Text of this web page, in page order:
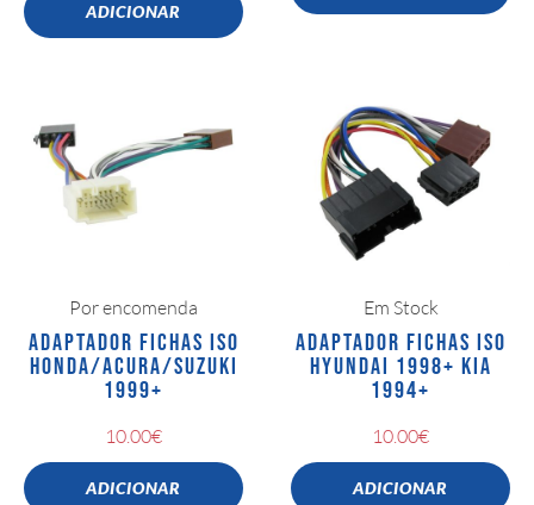
ADICIONAR
Por encomenda
ADAPTADOR FICHAS ISO
HONDA/ACURA/SUZUKI
1999+
10.00€
ADICIONAR
Em Stock
ADAPTADOR FICHAS ISO
HYUNDAI 1998+ KIA
1994+
10.00€
ADICIONAR